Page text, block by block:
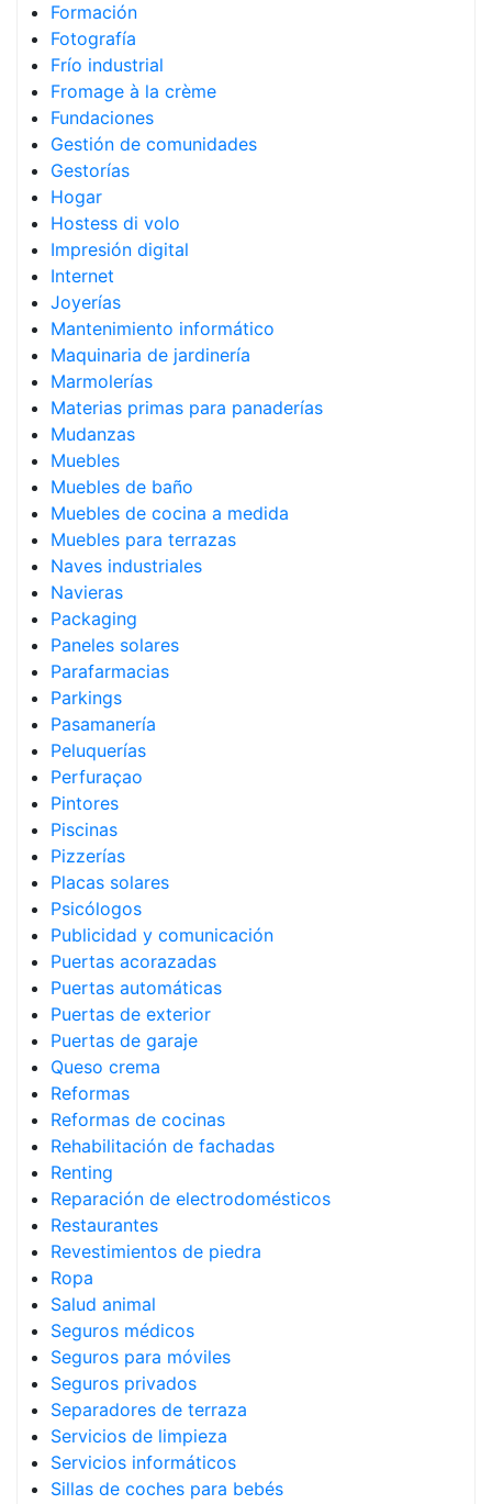
Formación
Fotografía
Frío industrial
Fromage à la crème
Fundaciones
Gestión de comunidades
Gestorías
Hogar
Hostess di volo
Impresión digital
Internet
Joyerías
Mantenimiento informático
Maquinaria de jardinería
Marmolerías
Materias primas para panaderías
Mudanzas
Muebles
Muebles de baño
Muebles de cocina a medida
Muebles para terrazas
Naves industriales
Navieras
Packaging
Paneles solares
Parafarmacias
Parkings
Pasamanería
Peluquerías
Perfuraçao
Pintores
Piscinas
Pizzerías
Placas solares
Psicólogos
Publicidad y comunicación
Puertas acorazadas
Puertas automáticas
Puertas de exterior
Puertas de garaje
Queso crema
Reformas
Reformas de cocinas
Rehabilitación de fachadas
Renting
Reparación de electrodomésticos
Restaurantes
Revestimientos de piedra
Ropa
Salud animal
Seguros médicos
Seguros para móviles
Seguros privados
Separadores de terraza
Servicios de limpieza
Servicios informáticos
Sillas de coches para bebés